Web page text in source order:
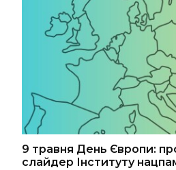
9 травня День Європи:
слайдер Інституту